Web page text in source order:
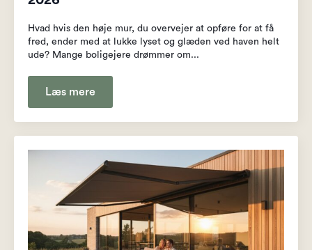
Hvad hvis den høje mur, du overvejer at opføre for at få
fred, ender med at lukke lyset og glæden ved haven helt
ude? Mange boligejere drømmer om...
Læs mere